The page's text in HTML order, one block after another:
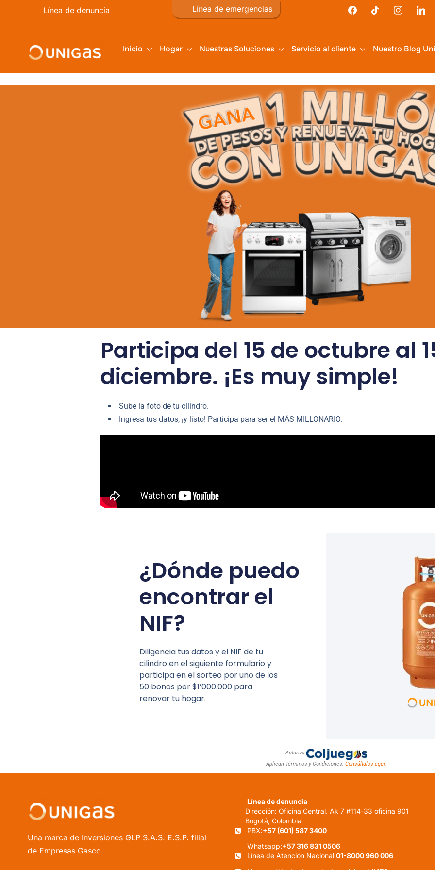
Línea de denuncia
Línea de emergencias
Inicio Hogar Nuestras Soluciones Servicio al cliente Nuestro Blog
Participa del 15 de octubre al
diciembre. ¡Es muy simple!
Sube la foto de tu cilindro.
Ingresa tus datos, ¡y listo! Participa para ser el MÁS MILLONARIO.
¿Dónde puedo
encontrar el
NIF?
Diligencia tus datos y el NIF de tu
cilindro en el siguiente formulario y
participa en el sorteo por uno de los
50 bonos por $1’000.000 para
renovar tu hogar.
Autoriza
Aplican Términos y Condiciones. Consúltalos aquí.
Una marca de Inversiones GLP S.A.S. E.S.P. filial
de Empresas Gasco.
Línea de denuncia
Dirección: Oficina Central. Ak 7 #114-33 oficina 901
Bogotá, Colombia
PBX:+57 (601) 587 3400
Whatsapp:+57 316 831 0506
Línea de Atención Nacional:01-8000 960 006